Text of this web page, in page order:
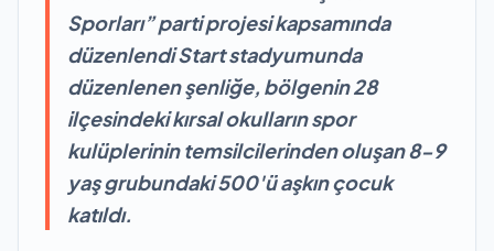
Sporları” parti projesi kapsamında
düzenlendi Start stadyumunda
düzenlenen şenliğe, bölgenin 28
ilçesindeki kırsal okulların spor
kulüplerinin temsilcilerinden oluşan 8-9
yaş grubundaki 500'ü aşkın çocuk
katıldı.